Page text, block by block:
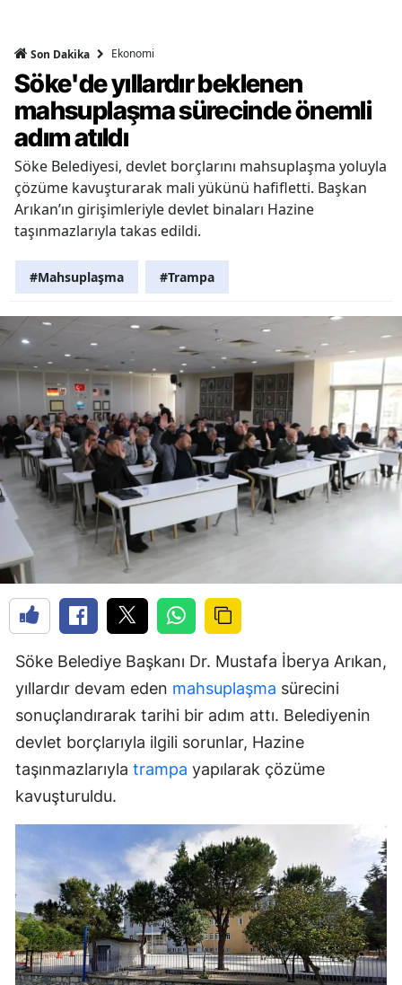
Son Dakika Ekonomi
Söke'de yıllardır beklenen
mahsuplaşma sürecinde önemli
adım atıldı
Söke Belediyesi, devlet borçlarını mahsuplaşma yoluyla
çözüme kavuşturarak mali yükünü hafifletti. Başkan
Arıkan’ın girişimleriyle devlet binaları Hazine
taşınmazlarıyla takas edildi.
#Mahsuplaşma #Trampa
Söke Belediye Başkanı Dr. Mustafa İberya Arıkan,
yıllardır devam eden mahsuplaşma sürecini
sonuçlandırarak tarihi bir adım attı. Belediyenin
devlet borçlarıyla ilgili sorunlar, Hazine
taşınmazlarıyla trampa yapılarak çözüme
kavuşturuldu.